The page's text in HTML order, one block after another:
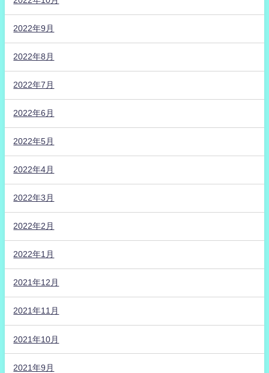
2022年9月
2022年8月
2022年7月
2022年6月
2022年5月
2022年4月
2022年3月
2022年2月
2022年1月
2021年12月
2021年11月
2021年10月
2021年9月